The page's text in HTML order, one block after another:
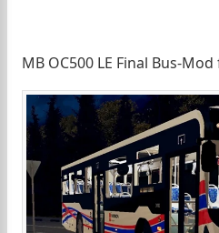
MB OC500 LE Final Bus-